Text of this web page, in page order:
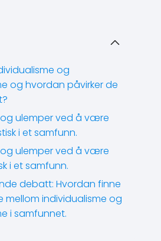
og
og hvordan påvirker de
og ulemper ved å være
i et samfunn.
og ulemper ved å være
i et samfunn.
debatt: Hvordan finne
mellom individualisme og
i samfunnet.